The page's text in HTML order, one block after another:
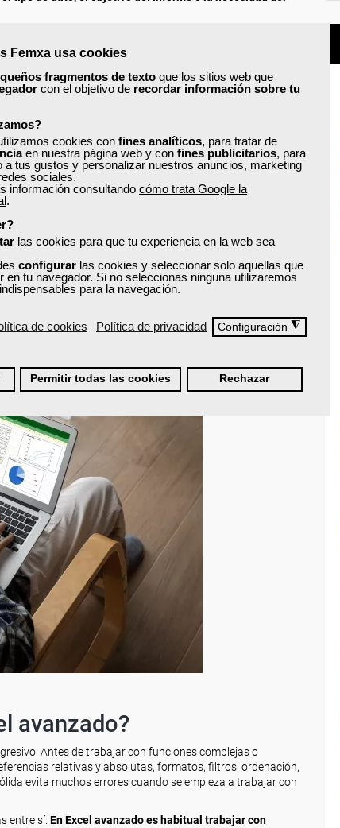
Femxa usa cookies
fragmentos de texto que los sitios web que
con el objetivo de recordar información sobre tu
cookies con fines analíticos, para tratar de
en nuestra página web y con fines publicitarios, para
a tus gustos y personalizar nuestros anuncios, marketing
sociales.
información consultando cómo trata Google la
.
las cookies para que tu experiencia en la web sea
configurar las cookies y seleccionar solo aquellas que
en tu navegador. Si no seleccionas ninguna utilizaremos
para la navegación.
de cookies Política de privacidad Configuración ◮
Permitir todas las cookies Rechazar
funciones lógicas, funciones de búsqueda, funciones de
cómo organizar correctamente una base de datos,
de mantener, actualizar y compartir con otras
de las herramientas más potentes de Excel.
comparar categorías, analizar tendencias y crear
dinámicas marca una diferencia importante entre un uso
hacerse mediante funciones, validaciones, formatos
del nivel de profundidad que se necesite. Automatizar
minimizar errores y ahorrar tiempo en procesos
perspectiva más estratégica. Esto implica saber crear
y presentar la información de forma
porque conectan el manejo técnico de la herramienta
avanzado?
Antes de trabajar con funciones complejas o
relativas y absolutas, formatos, filtros, ordenación,
evita muchos errores cuando se empieza a trabajar con
entre sí. En Excel avanzado es habitual trabajar con